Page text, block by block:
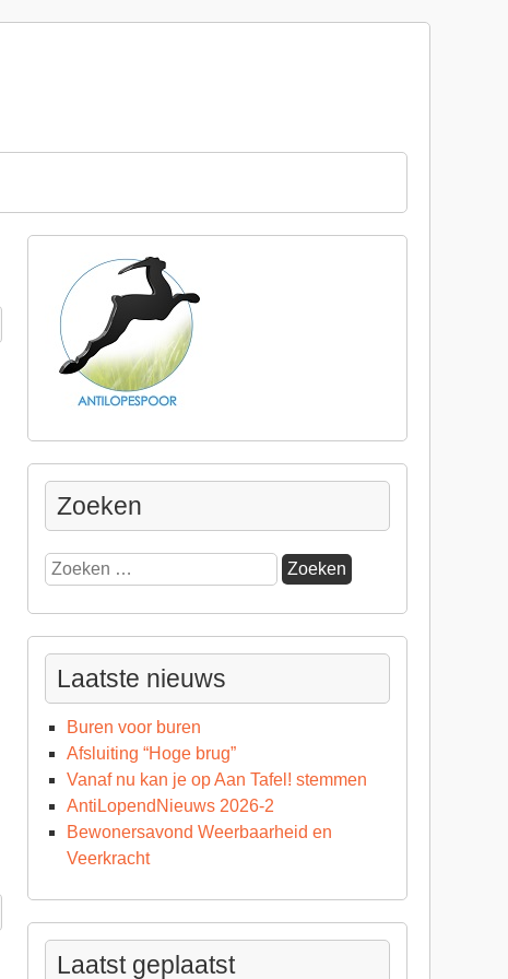
Zoeken
Zoeken
naar:
Laatste nieuws
Buren voor buren
Afsluiting “Hoge brug”
Vanaf nu kan je op Aan Tafel! stemmen
AntiLopendNieuws 2026-2
Bewonersavond Weerbaarheid en
Veerkracht
Laatst geplaatst